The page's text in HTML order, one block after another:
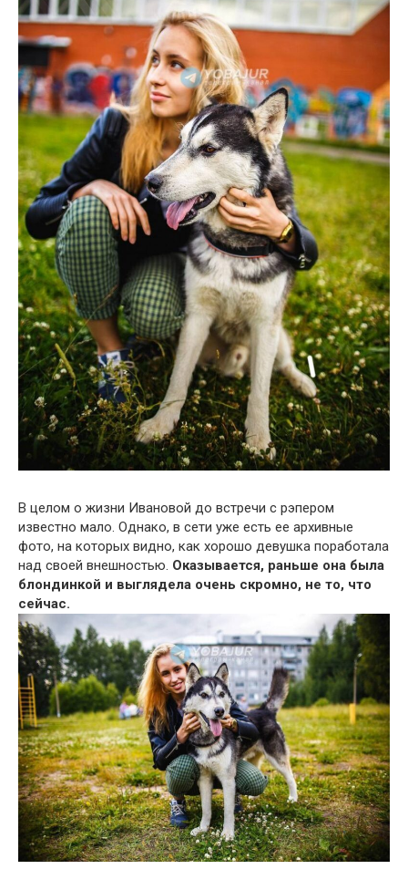
В целом о жизни Ивановой до встречи с рэпером
известно мало. Однако, в сети уже есть ее архивные
фото, на которых видно, как хорошо девушка поработала
над своей внешностью. Оказывается, раньше она была
блондинкой и выглядела очень скромно, не то, что
сейчас.